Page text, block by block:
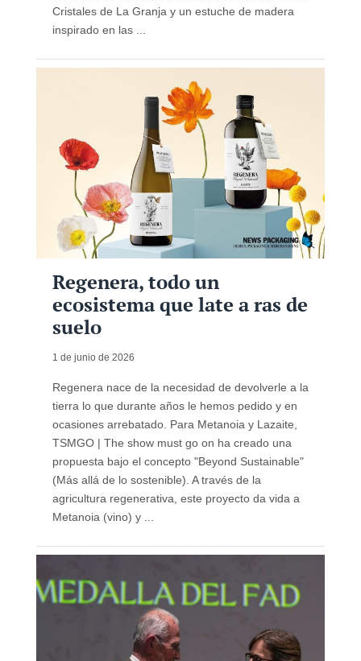
Cristales de La Granja y un estuche de madera
inspirado en las ...
Regenera, todo un
ecosistema que late a ras de
suelo
1 de junio de 2026
Regenera nace de la necesidad de devolverle a la
tierra lo que durante años le hemos pedido y en
ocasiones arrebatado. Para Metanoia y Lazaite,
TSMGO | The show must go on ha creado una
propuesta bajo el concepto "Beyond Sustainable"
(Más allá de lo sostenible). A través de la
agricultura regenerativa, este proyecto da vida a
Metanoia (vino) y ...